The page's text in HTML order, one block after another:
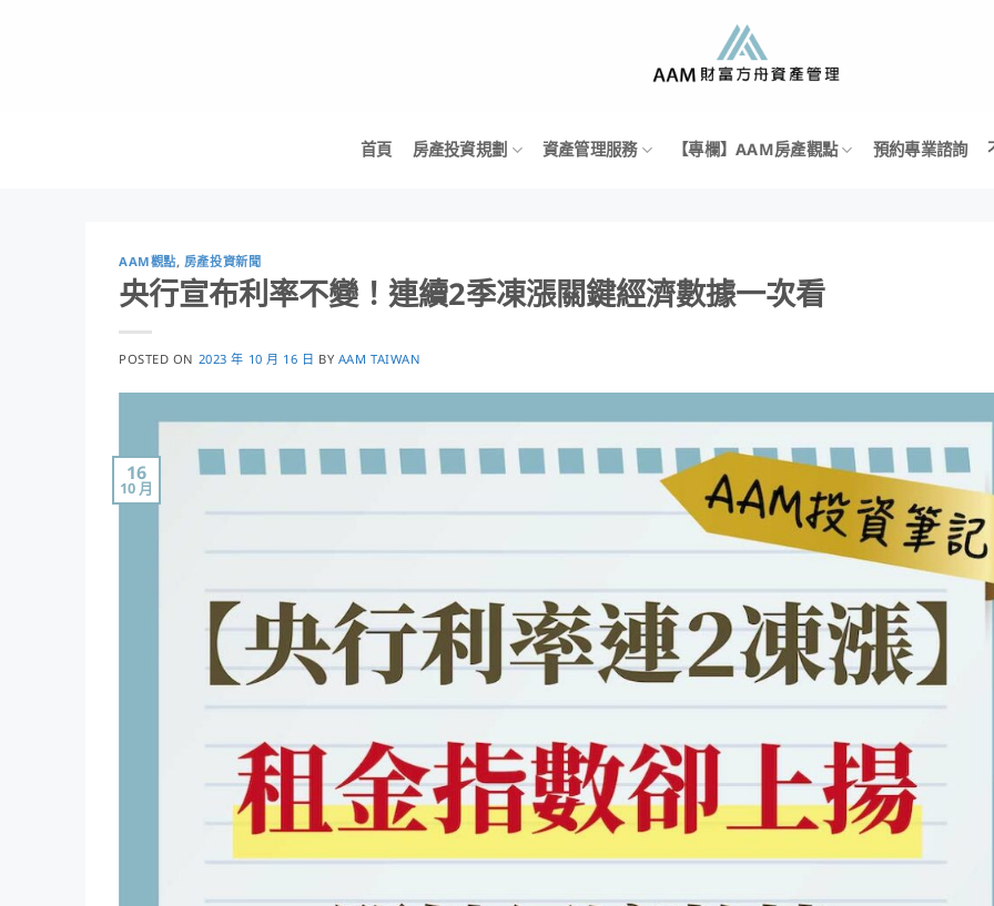
首頁 房產投資規劃 資產管理服務 【專欄】AAM房產觀點 預約專業諮詢
AAM觀點, 房產投資新聞
央行宣布利率不變！連續2季凍漲關鍵經濟數據一次看
POSTED ON 2023 年 10 月 16 日 BY AAM TAIWAN
16
10 月